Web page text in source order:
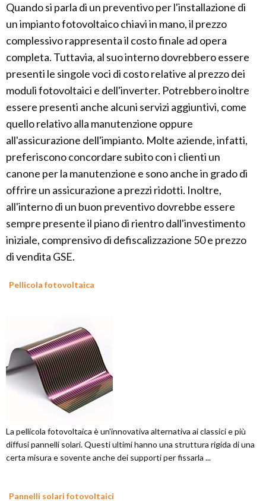
Quando si parla di un preventivo per l'installazione di
un impianto fotovoltaico chiavi in mano, il prezzo
complessivo rappresenta il costo finale ad opera
completa. Tuttavia, al suo interno dovrebbero essere
presenti le singole voci di costo relative al prezzo dei
moduli fotovoltaici e dell'inverter. Potrebbero inoltre
essere presenti anche alcuni servizi aggiuntivi, come
quello relativo alla manutenzione oppure
all'assicurazione dell'impianto. Molte aziende, infatti,
preferiscono concordare subito con i clienti un
canone per la manutenzione e sono anche in grado di
offrire un assicurazione a prezzi ridotti. Inoltre,
all'interno di un buon preventivo dovrebbe essere
sempre presente il piano di rientro dall'investimento
iniziale, comprensivo di defiscalizzazione 50 e prezzo
di vendita GSE.
Pellicola fotovoltaica
La pellicola fotovoltaica è un'innovativa alternativa ai classici e più
diffusi pannelli solari. Questi ultimi hanno una struttura rigida di una
certa misura e sovente anche dei supporti per fissarla ...
Pannelli solari fotovoltaici